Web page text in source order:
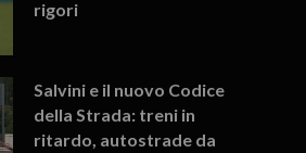
rigori
Salvini e il nuovo Codice
della Strada: treni in
ritardo, autostrade da